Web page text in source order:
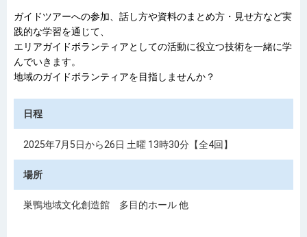
ガイドツアーへの参加、話し方や資料のまとめ方・見せ方など実
践的な学習を通じて、
エリアガイドボランティアとしての活動に役立つ技術を一緒に学
んでいきます。
地域のガイドボランティアを目指しませんか？
日程
2025年7月5日から26日 土曜 13時30分【全4回】
場所
巣鴨地域文化創造館 多目的ホール 他